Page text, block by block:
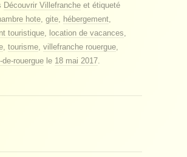
Découvrir Villefranche et étiqueté
hote, gite, hébergement,
touristique, location de vacances,
, tourisme, villefranche rouergue,
rouergue le 18 mai 2017.